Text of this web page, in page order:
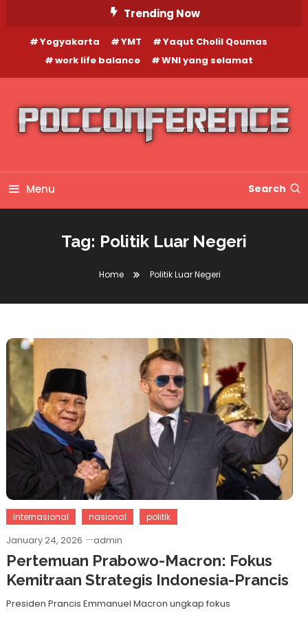
Content
Trending Now
Yogyakarta YMT
Yaqut Cholil Qoumas
work life balance
WNI yang selamat
Menu Search
Tag: Politik Luar Negeri
Home Politik Luar Negeri
internasional nasional politik
January 24, 2026 admin
Pertemuan Prabowo-Macron: Fokus
Kemitraan Strategis Indonesia-Prancis
Presiden Prancis Emmanuel Macron ungkap fokus